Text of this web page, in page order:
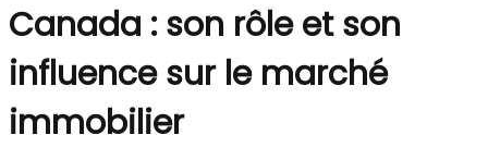
Canada : son rôle et son
influence sur le marché
immobilier